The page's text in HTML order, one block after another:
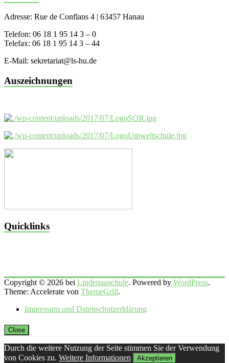
Adresse: Rue de Conflans 4 | 63457 Hanau
Telefon: 06 18 1 95 14 3 – 0
Telefax: 06 18 1 95 14 3 – 44
E-Mail: sekretariat@ls-hu.de
Auszeichnungen
Quicklinks
Copyright © 2026 bei Lindenauschule. Powered by WordPress.
Theme: Accelerate von ThemeGrill.
Impressum und Datenschutzerklärung
Close
Durch die weitere Nutzung der Seite stimmen Sie der Verwendung
von Cookies zu. Weitere Informationen Akzeptieren